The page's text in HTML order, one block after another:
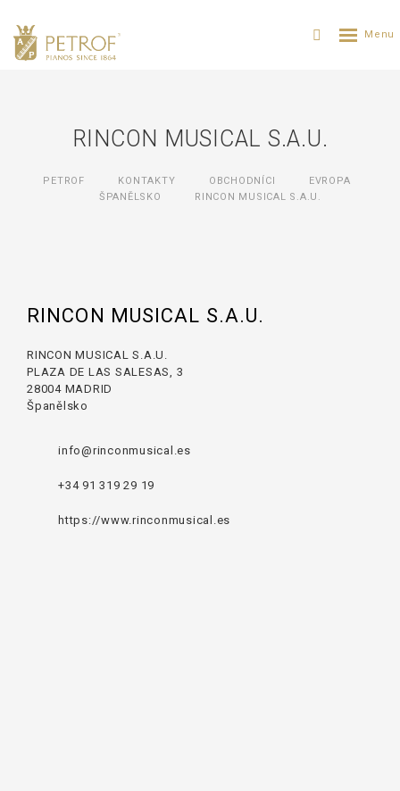
RINCON MUSICAL S.A.U.
PETROF KONTAKTY OBCHODNÍCI
EVROPA
ŠPANĚLSKO
RINCON MUSICAL S.A.U.
RINCON MUSICAL S.A.U.
RINCON MUSICAL S.A.U.
PLAZA DE LAS SALESAS, 3
28004 MADRID
Španělsko
info@rinconmusical.es
+34 91 319 29 19
https://www.rinconmusical.es